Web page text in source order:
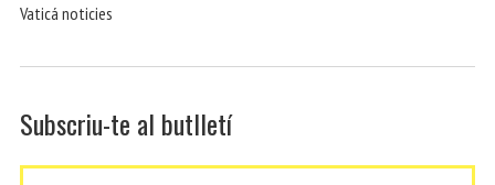
Vaticá noticies
Subscriu-te al butlletí